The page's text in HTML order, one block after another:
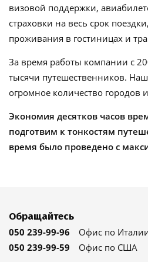
визовой поддержки,
страховки на весь срок
проживания в гостиницах и
За время работы компании с
тысячи путешественников.
огромное количество городов
Экономия десятков часов
подготвим к тонкостям
время было проведено с
Обращайтесь
050 239-99-96
Офис по
050 239-99-59
Офис по США